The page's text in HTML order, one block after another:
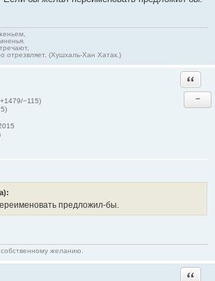
отрезвляет. (Хушхаль-Хан Хатак.)
−115)
−
предложил-бы.
желанию.